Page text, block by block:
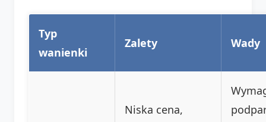
Typ
wanienki
Zalety Wady
Niska cena,